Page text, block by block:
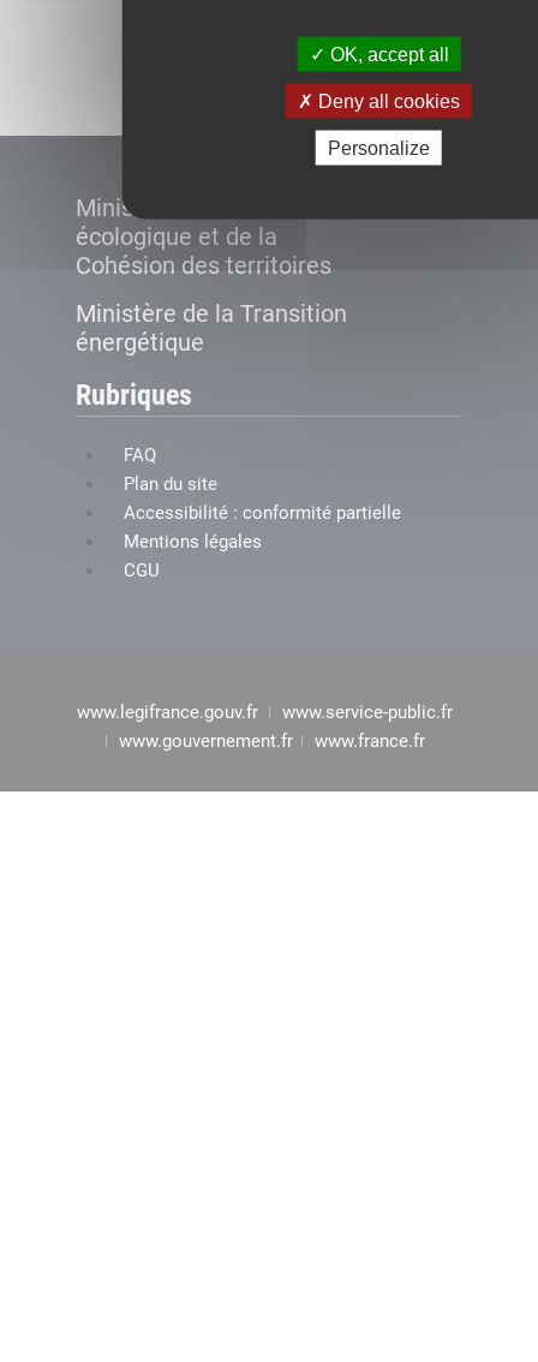
OK, accept all
Deny all cookies
Personalize
Ministère de la Transition
écologique et de la
Cohésion des territoires
Ministère de la Transition
énergétique
Rubriques
FAQ
Plan du site
Accessibilité : conformité partielle
Mentions légales
CGU
www.legifrance.gouv.fr
www.service-public.fr
www.gouvernement.fr
www.france.fr